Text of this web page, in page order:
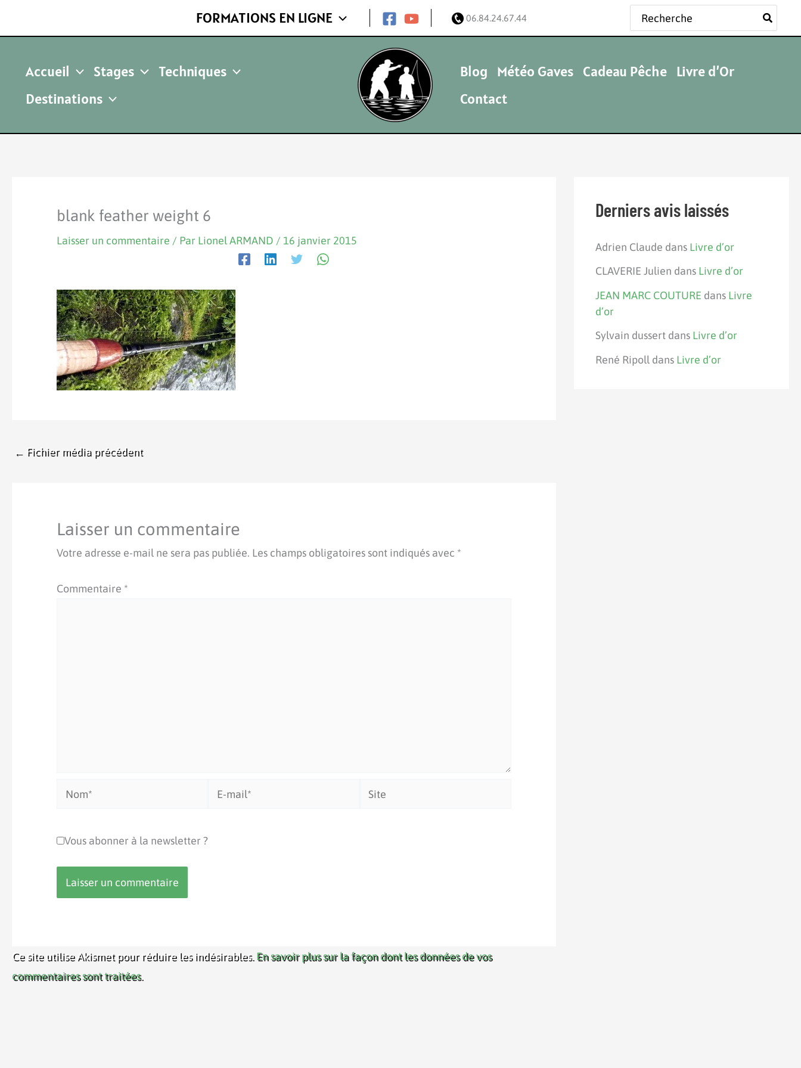
FORMATIONS EN LIGNE 06.84.24.67.44
Rechercher:
Accueil Stages
Techniques
Destinations
Blog Météo Gaves Cadeau Pêche Livre d’Or
Contact
blank feather weight 6
Laisser un commentaire / Par Lionel ARMAND / 16 janvier 2015
← Fichier média précédent
Laisser un commentaire
Votre adresse e-mail ne sera pas publiée. Les champs obligatoires sont indiqués avec *
Commentaire *
Nom* Site
Vous abonner à la newsletter ?
Ce site utilise Akismet pour réduire les indésirables. En savoir plus sur la façon dont les données de vos
commentaires sont traitées.
Derniers avis laissés
Adrien Claude dans Livre d’or
CLAVERIE Julien dans Livre d’or
JEAN MARC COUTURE dans Livre
d’or
Sylvain dussertdans Livre d’or
René Ripolldans Livre d’or